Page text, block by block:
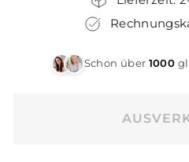
Schon über 1000